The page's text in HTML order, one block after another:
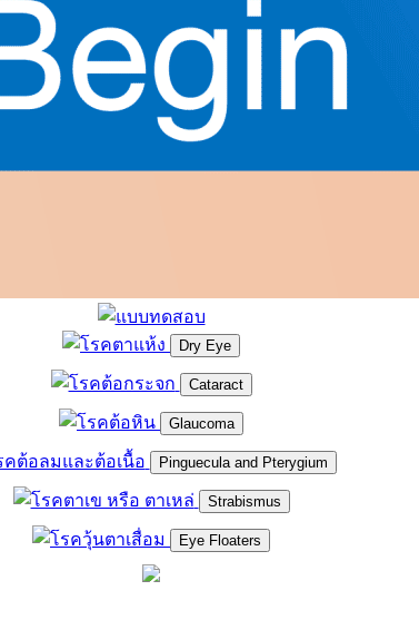
Dry Eye
Cataract
Glaucoma
Pinguecula and Pterygium
Strabismus
Eye Floaters